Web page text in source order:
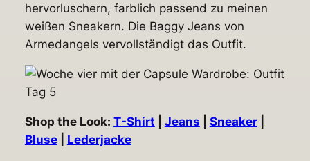
hervorluschern, farblich passend zu meinen
weißen Sneakern. Die Baggy Jeans von
Armedangels vervollständigt das Outfit.
Shop the Look: T-Shirt Jeans Sneaker|
Bluse| Lederjacke